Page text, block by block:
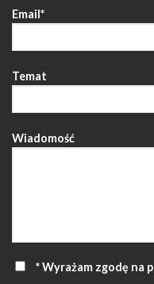
Email*
Temat
Wiadomość
* Wyrażam zgodę na